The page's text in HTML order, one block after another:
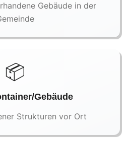
Gebäude in der
📦
Gebäude
Strukturen vor Ort